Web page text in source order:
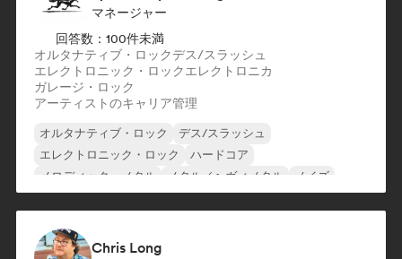
マネージャー
回答数：100件未満
オルタナティブ・ロックデス/スラッシュ
エレクトロニック・ロックエレクトロニカ
ガレージ・ロック
アーティストのキャリア管理
オルタナティブ・ロック
デス/スラッシュ
エレクトロニック・ロック
ハードコア
メロディック・メタル
メタル／ヘヴィメタル
ノイズ
Chris Long